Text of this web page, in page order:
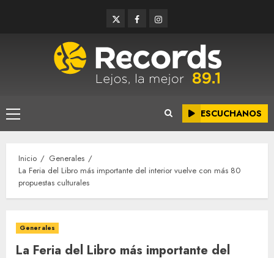
TwitterFacebookInstagram
Menú
principal
ESCUCHANOS
Inicio
Generales
La Feria del Libro más importante del interior vuelve con más 80
propuestas culturales
Generales
La Feria del Libro más importante del